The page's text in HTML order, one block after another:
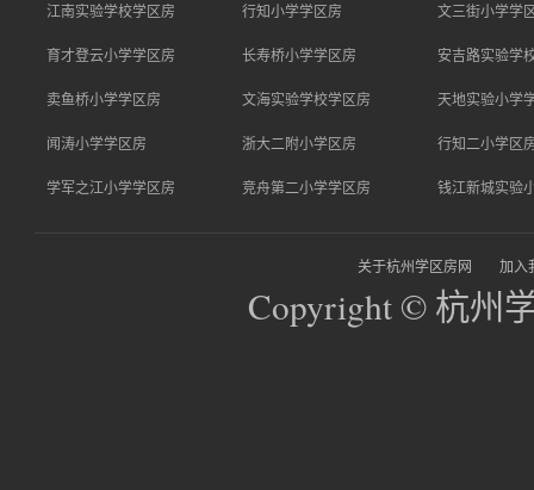
江南实验学校学区房 行知小学学区房 文三街小学学
育才登云小学学区房 长寿桥小学学区房 安吉路实验学
卖鱼桥小学学区房 文海实验学校学区房 天地实验小学
闻涛小学学区房 浙大二附小学区房 行知二小学区
学军之江小学学区房 竞舟第二小学学区房 钱江新城实验
关于杭州学区房网 加入
Copyright © 杭州